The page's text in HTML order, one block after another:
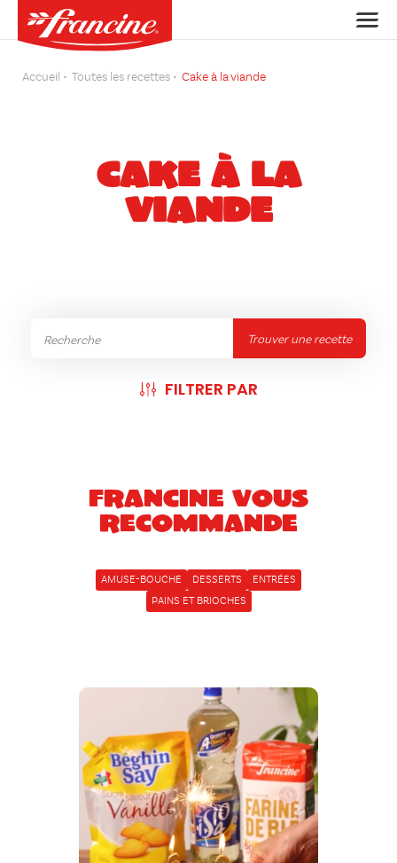
Accueil Toutes les recettes Cake à la viande
CAKE À LA
VIANDE
Trouver une recette
FILTRER PAR
Francine vous
recommande
AMUSE-BOUCHE DESSERTS
ENTRÉES
PAINS ET BRIOCHES